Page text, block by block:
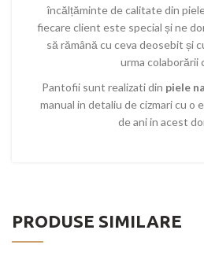
încălțăminte de calitate din
fiecare client este special și ne
să rămână cu ceva deosebit și
urma colaborării
Pantofii sunt realizati din piele
manual in detaliu de cizmari cu o
de ani in acest
PRODUSE SIMILARE